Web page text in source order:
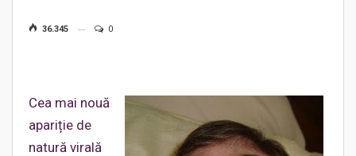
36.345 0
Cea mai nouă
apariție de
natură virală